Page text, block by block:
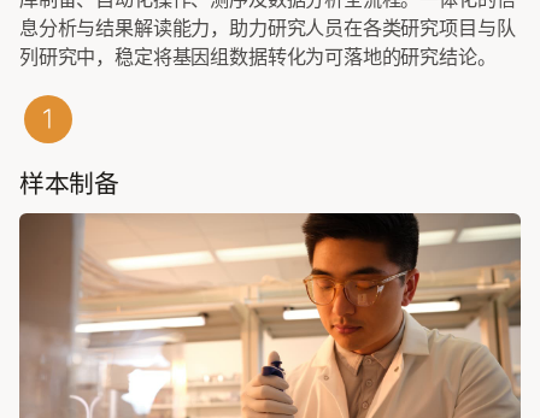
息分析与结果解读能力，助力研究人员在各类研究项目与队
列研究中，稳定将基因组数据转化为可落地的研究结论。
样本制备